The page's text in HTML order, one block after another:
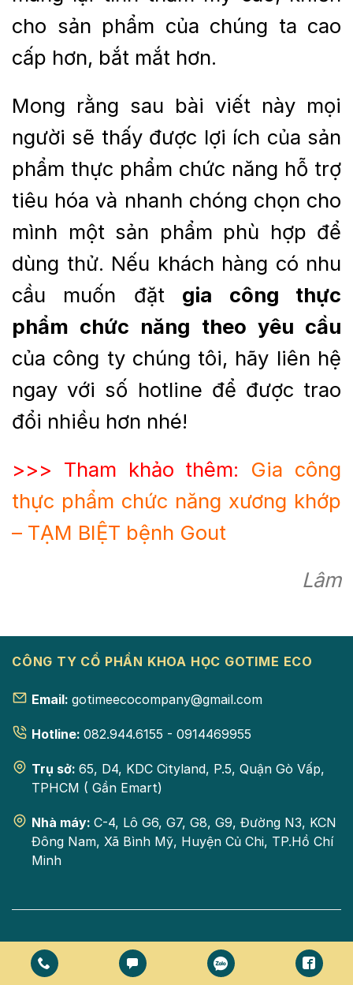
cho sản phẩm của chúng ta cao
cấp hơn, bắt mắt hơn.
Mong rằng sau bài viết này mọi
người sẽ thấy được lợi ích của sản
phẩm thực phẩm chức năng hỗ trợ
tiêu hóa và nhanh chóng chọn cho
mình một sản phẩm phù hợp để
dùng thử. Nếu khách hàng có nhu
cầu muốn đặt gia công thực
phẩm chức năng theo yêu cầu
của công ty chúng tôi, hãy liên hệ
ngay với số hotline để được trao
đổi nhiều hơn nhé!
>>> Tham khảo thêm:
Gia công
thực phẩm chức năng xương khớp
– TẠM BIỆT bệnh Gout
Lâm
CÔNG TY CỔ PHẦN KHOA HỌC GOTIME ECO
Email: gotimeecocompany@gmail.com
Hotline: 082.944.6155 - 0914469955
Trụ sở: 65, D4, KDC Cityland, P.5, Quận Gò Vấp,
TPHCM ( Gần Emart)
Nhà máy: C-4, Lô G6, G7, G8, G9, Đường N3, KCN
Đông Nam, Xã Bình Mỹ, Huyện Củ Chi, TP.Hồ Chí
Minh